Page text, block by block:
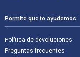
Permite que te ayudemos
Política de devoluciones
Preguntas frecuentes